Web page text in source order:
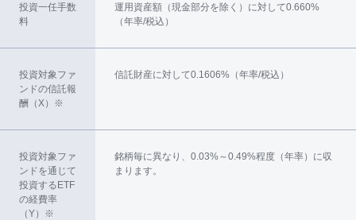
投資一任手数
料
運用資産額（現金部分を除く）に対して0.660%
（年率/税込）
投資対象ファ
ンドの信託報
酬（X）※
信託財産に対して0.1606%（年率/税込）
投資対象ファ
ンドを通じて
投資するETF
の経費率
（Y）※
銘柄毎に異なり、0.03%～0.49%程度（年率）に収
まります。